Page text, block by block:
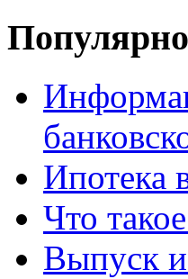
Ипотека
Что
Выпуск и